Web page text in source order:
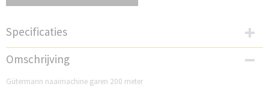
Specificaties
Productcode
GM200N456
Omschrijving
Gütermann naaimachine garen 200 meter